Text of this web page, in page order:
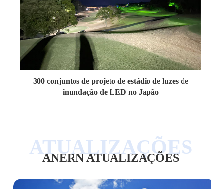
300 conjuntos de projeto de estádio de luzes de
inundação de LED no Japão
ANERN ATUALIZAÇÕES